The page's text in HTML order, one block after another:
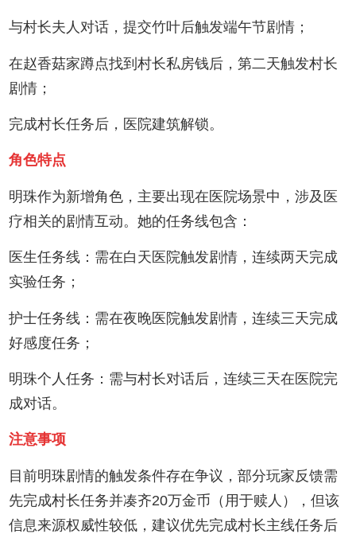
与村长夫人对话，提交竹叶后触发端午节剧情；
在赵香菇家蹲点找到村长私房钱后，第二天触发村长
剧情；
完成村长任务后，医院建筑解锁。 ‌
角色特点
明珠作为新增角色，主要出现在医院场景中，涉及医
疗相关的剧情互动。她的任务线包含：
医生任务线‌：需在白天医院触发剧情，连续两天完成
实验任务；
护士任务线‌：需在夜晚医院触发剧情，连续三天完成
好感度任务；
明珠个人任务‌：需与村长对话后，连续三天在医院完
成对话。
注意事项
目前明珠剧情的触发条件存在争议，部分玩家反馈需
先完成村长任务并凑齐20万金币（用于赎人），但该
信息来源权威性较低，建议优先完成村长主线任务后